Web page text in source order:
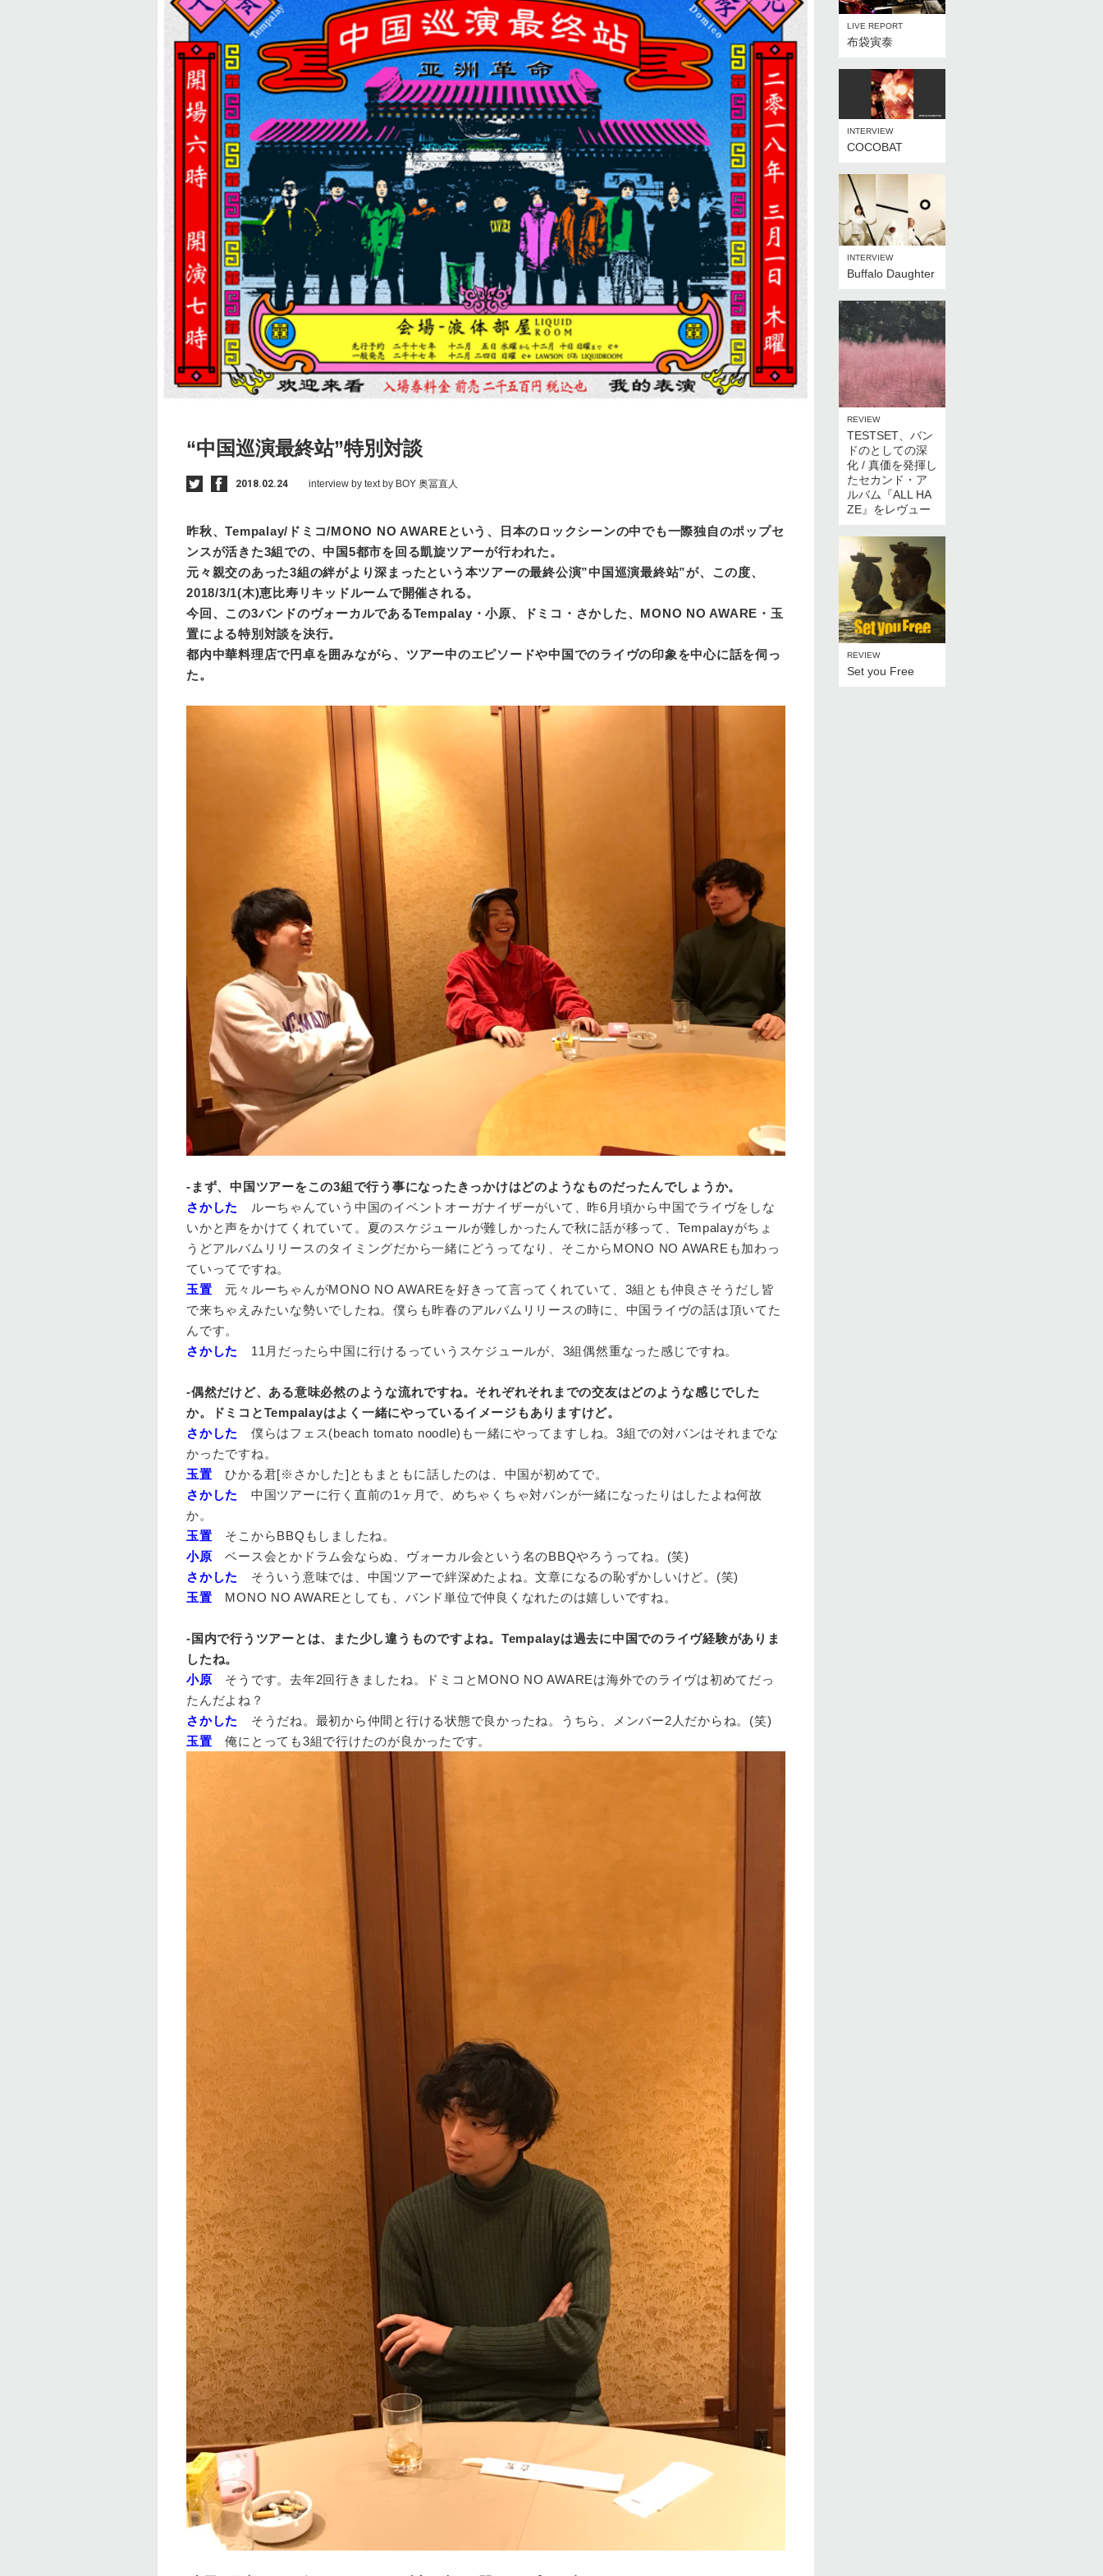
“中国巡演最終站”特別対談
2018.02.24 interview by text by BOY 奥冨直人
昨秋、Tempalay/ドミコ/MONO NO AWAREという、日本のロックシーンの中でも一際独自のポップセ
ンスが活きた3組での、中国5都市を回る凱旋ツアーが行われた。
元々親交のあった3組の絆がより深まったという本ツアーの最終公演”中国巡演最終站”が、この度、
2018/3/1(木)恵比寿リキッドルームで開催される。
今回、この3バンドのヴォーカルであるTempalay・小原、ドミコ・さかした、MONO NO AWARE・玉
置による特別対談を決行。
都内中華料理店で円卓を囲みながら、ツアー中のエピソードや中国でのライヴの印象を中心に話を伺っ
た。
-まず、中国ツアーをこの3組で行う事になったきっかけはどのようなものだったんでしょうか。
さかした
ルーちゃんていう中国のイベントオーガナイザーがいて、昨6月頃から中国でライヴをしな
いかと声をかけてくれていて。夏のスケジュールが難しかったんで秋に話が移って、Tempalayがちょ
うどアルバムリリースのタイミングだから一緒にどうってなり、そこからMONO NO AWAREも加わっ
ていってですね。
玉置 元々ルーちゃんがMONO NO AWAREを好きって言ってくれていて、3組とも仲良さそうだし皆
で来ちゃえみたいな勢いでしたね。僕らも昨春のアルバムリリースの時に、中国ライヴの話は頂いてた
んです。
さかした
11月だったら中国に行けるっていうスケジュールが、3組偶然重なった感じですね。
-偶然だけど、ある意味必然のような流れですね。 それぞれそれまでの交友はどのような感じでした
か。ドミコとTempalayはよく一緒にやっているイメージもありますけど。
さかした
僕らはフェス(beach tomato noodle)も一緒にやってますしね。3組での対バンはそれまでな
かったですね。
玉置ひかる君[※さかした]ともまともに話したのは、中国が初めてで。
さかした
中国ツアーに行く直前の1ヶ月で、めちゃくちゃ対バンが一緒になったりはしたよね何故
か。
玉置 そこからBBQもしましたね。
小原 ベース会とかドラム会ならぬ、ヴォーカル会という名のBBQやろうってね。(笑)
さかした
そういう意味では、中国ツアーで絆深めたよね。文章になるの恥ずかしいけど。(笑)
玉置 MONO NO AWAREとしても、バンド単位で仲良くなれたのは嬉しいですね。
-国内で行うツアーとは、また少し違うものですよね。Tempalayは過去に中国でのライヴ経験がありま
したね。
小原 そうです。去年2回行きましたね。ドミコとMONO NO AWAREは海外でのライヴは初めてだっ
たんだよね？
さかした
そうだね。最初から仲間と行ける状態で良かったね。うちら、メンバー2人だからね。(笑)
玉置 俺にとっても3組で行けたのが良かったです。
LIVE REPORT
布袋寅泰
INTERVIEW
COCOBAT
INTERVIEW
Buffalo Daughter
REVIEW
TESTSET、バン
ドのとしての深
化 / 真価を発揮し
たセカンド・ア
ルバム『ALL HA
ZE』をレヴュー
REVIEW
Set you Free